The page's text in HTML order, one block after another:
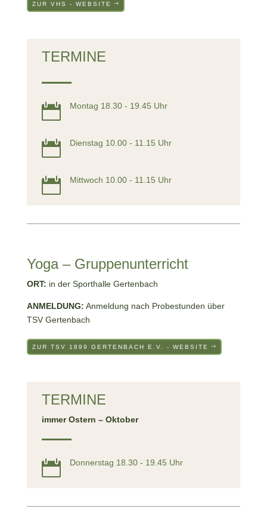
ZUR VHS - WEBSITE
TERMINE
 Montag 18.30 - 19.45 Uhr
 Dienstag 10.00 - 11.15 Uhr
 Mittwoch 10.00 - 11.15 Uhr
Yoga – Gruppenunterricht
ORT: in der Sporthalle Gertenbach
ANMELDUNG: Anmeldung nach Probestunden über
TSV Gertenbach
ZUR TSV 1899 GERTENBACH E.V. - WEBSITE
TERMINE
immer Ostern – Oktober
 Donnerstag 18.30 - 19.45 Uhr